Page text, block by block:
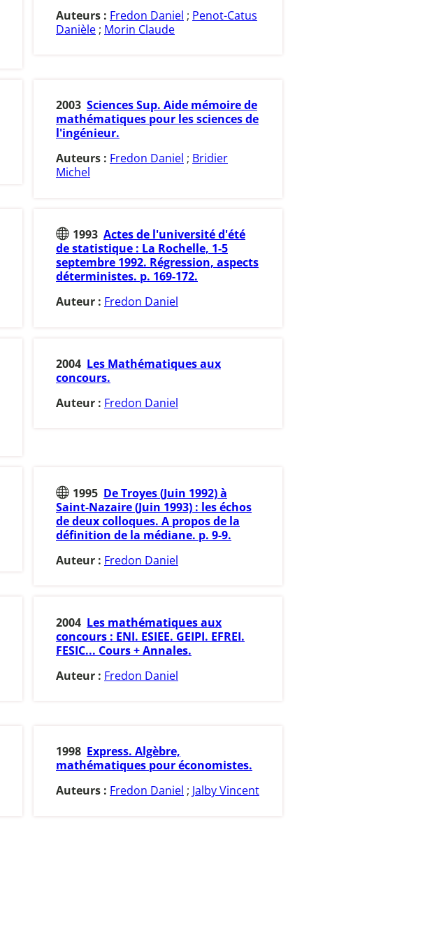
Auteurs : Fredon Daniel ; Penot-Catus
Danièle ; Morin Claude
2003 Sciences Sup. Aide mémoire de
mathématiques pour les sciences de
l'ingénieur.
Auteurs : Fredon Daniel ; Bridier
Michel
1993 Actes de l'université d'été
de statistique : La Rochelle, 1-5
septembre 1992. Régression, aspects
déterministes. p. 169-172.
Auteur : Fredon Daniel
2004 Les Mathématiques aux
concours.
Auteur : Fredon Daniel
1995 De Troyes (Juin 1992) à
Saint-Nazaire (Juin 1993) : les échos
de deux colloques. A propos de la
définition de la médiane. p. 9-9.
Auteur : Fredon Daniel
2004 Les mathématiques aux
concours : ENI. ESIEE. GEIPI. EFREI.
FESIC... Cours + Annales.
Auteur : Fredon Daniel
1998 Express. Algèbre,
mathématiques pour économistes.
Auteurs : Fredon Daniel ; Jalby Vincent